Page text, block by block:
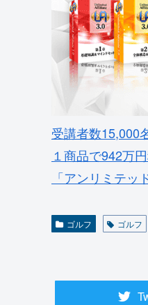
受講者数15,000
１商品で942万
「アンリミテッ
ゴルフ ゴルフ